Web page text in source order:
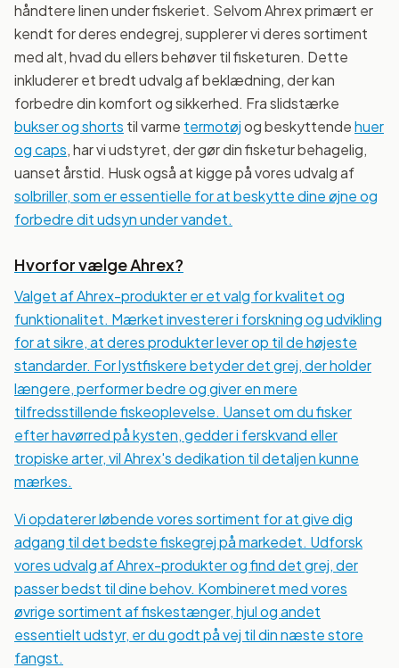
håndtere linen under fiskeriet. Selvom Ahrex primært er
kendt for deres endegrej, supplerer vi deres sortiment
med alt, hvad du ellers behøver til fisketuren. Dette
inkluderer et bredt udvalg af beklædning, der kan
forbedre din komfort og sikkerhed. Fra slidstærke
bukser og shorts til varme termotøjog beskyttendehuer
og caps, har vi udstyret, der gør din fisketur behagelig,
uanset årstid. Husk også at kigge på vores udvalg af
solbriller, som er essentielle for at beskytte dine øjne og
forbedre dit udsyn under vandet.
Hvorfor vælge Ahrex?
Valget af Ahrex-produkter er et valg for kvalitet og
funktionalitet. Mærket investerer i forskning og udvikling
for at sikre, at deres produkter lever op til de højeste
standarder. For lystfiskere betyder det grej, der holder
længere, performer bedre og giver en mere
tilfredsstillende fiskeoplevelse. Uanset om du fisker
efter havørred på kysten, gedder i ferskvand eller
tropiske arter, vil Ahrex's dedikation til detaljen kunne
mærkes.
Vi opdaterer løbende vores sortiment for at give dig
adgang til det bedste fiskegrej på markedet. Udforsk
vores udvalg af Ahrex-produkter og find det grej, der
passer bedst til dine behov. Kombineret med vores
øvrige sortiment af fiskestænger, hjul og andet
essentielt udstyr, er du godt på vej til din næste store
fangst.